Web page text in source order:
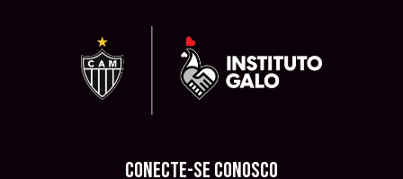
CONECTE-SE CONOSCO